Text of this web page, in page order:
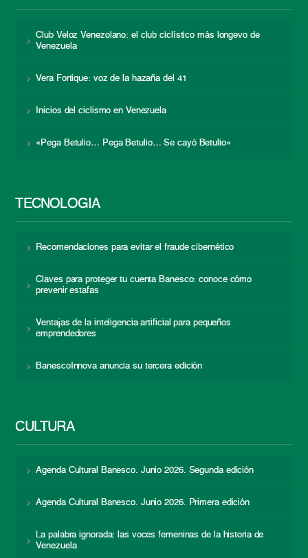
Club Veloz Venezolano: el club ciclístico más longevo de
Venezuela
Vera Fortique: voz de la hazaña del 41
Inicios del ciclismo en Venezuela
«Pega Betulio… Pega Betulio… Se cayó Betulio»
TECNOLOGÍA
Recomendaciones para evitar el fraude cibernético
Claves para proteger tu cuenta Banesco: conoce cómo
prevenir estafas
Ventajas de la inteligencia artificial para pequeños
emprendedores
BanescoInnova anuncia su tercera edición
CULTURA
Agenda Cultural Banesco. Junio 2026. Segunda edición
Agenda Cultural Banesco. Junio 2026. Primera edición
La palabra ignorada: las voces femeninas de la historia de
Venezuela